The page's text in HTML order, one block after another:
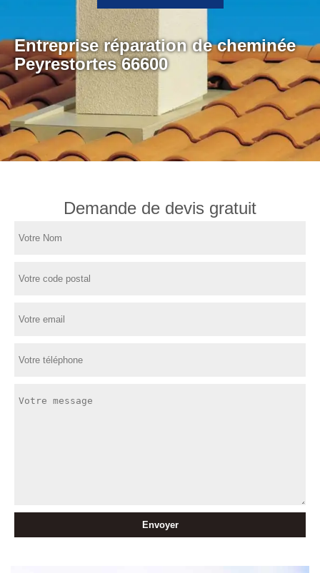
Entreprise réparation de cheminée
Peyrestortes 66600
Demande de devis gratuit